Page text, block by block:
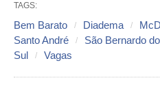
TAGS:
Bem Barato Diadema
Santo André
São Bernardo
Sul
Vagas